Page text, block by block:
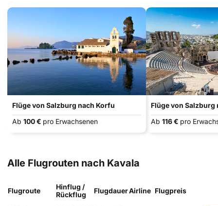
Flüge von Salzburg nach Korfu
Ab 100 € pro Erwachsenen
Flüge von Salzburg
Ab 116 € pro
Alle Flugrouten nach Kavala
Flugroute
Hinflug /
Rückflug
FlugdauerAirline Flugpreis